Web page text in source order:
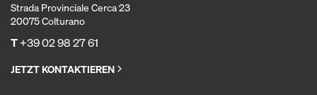
Strada Provinciale Cerca 23
20075 Colturano
T+39 02 98 27 61
JETZT KONTAKTIEREN